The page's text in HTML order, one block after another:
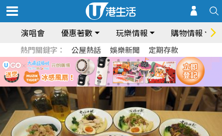
演唱會 優惠著數 玩樂情報 購物情報
熱門關鍵字： 公屋熱話 娛樂新聞 定期存款